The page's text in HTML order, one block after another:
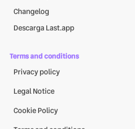
Changelog
Descarga Last.app
Terms and conditions
Privacy policy
Legal Notice
Cookie Policy